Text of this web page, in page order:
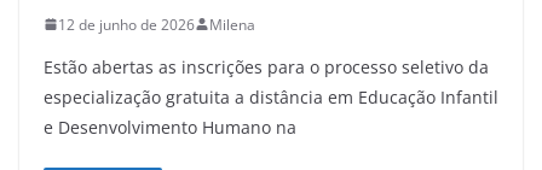
12 de junho de 2026 Milena
Estão abertas as inscrições para o processo seletivo da
especialização gratuita a distância em Educação Infantil
e Desenvolvimento Humano na